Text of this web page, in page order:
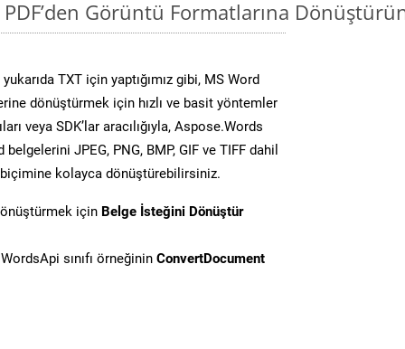
Görüntü Formatlarına Dönüştürün
TXT için yaptığımız gibi, MS Word
dönüştürmek için hızlı ve basit yöntemler
veya SDK’lar aracılığıyla, Aspose.Words
JPEG, PNG, BMP, GIF ve TIFF dahil
kolayca dönüştürebilirsiniz.
için Belge İsteğini Dönüştür
sınıfı örneğinin ConvertDocument